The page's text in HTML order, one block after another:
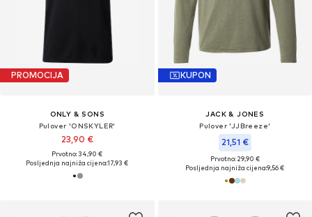
PROMOCIJA
ONLY & SONS
Pulover 'ONSKYLER'
23,90 €
Prvotno: 34,90 €
Posljednja najniža cijena:17,93 €
KUPON
JACK & JONES
Pulover 'JJBreeze'
21,51 €
Prvotno: 29,90 €
Posljednja najniža cijena:9,56 €